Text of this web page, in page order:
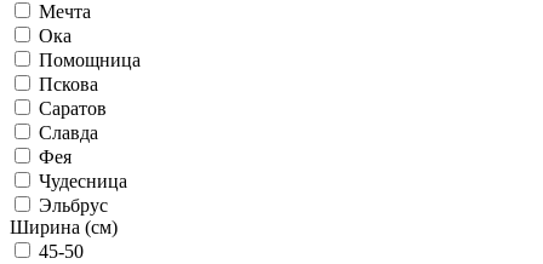
Мечта
Ока
Помощница
Пскова
Саратов
Славда
Фея
Чудесница
Эльбрус
Ширина (см)
45-50